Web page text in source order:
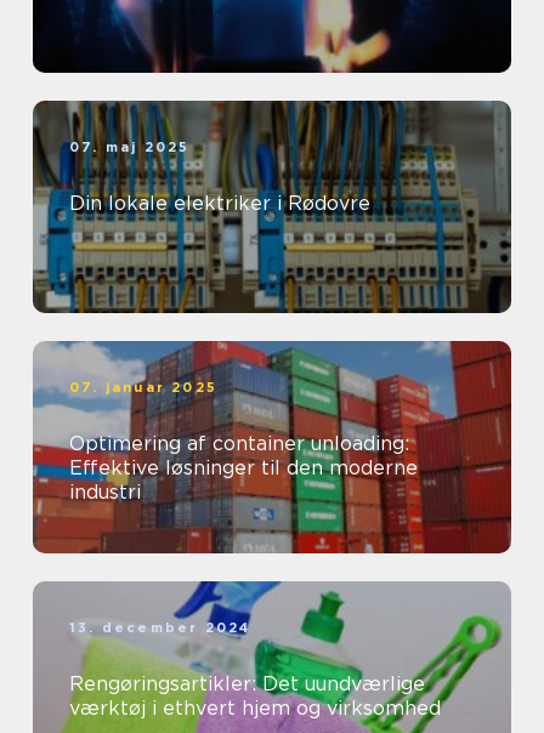
07. maj 2025
Din lokale elektriker i Rødovre
07. januar 2025
Optimering af container unloading:
Effektive løsninger til den moderne
industri
13. december 2024
Rengøringsartikler: Det uundværlige
værktøj i ethvert hjem og virksomhed